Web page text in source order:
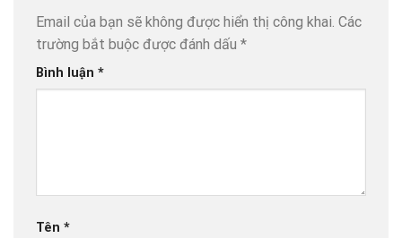
Email của bạn sẽ không được hiển thị công khai. Các
trường bắt buộc được đánh dấu *
Bình luận *
Tên *